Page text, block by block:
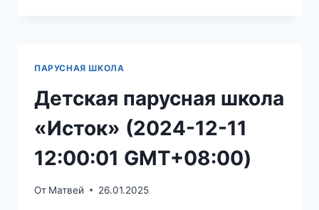
GMT+08:00)
ПАРУСНАЯ ШКОЛА
Детская парусная школа
«Исток» (2024-12-11
12:00:01 GMT+08:00)
От Матвей 26.01.2025